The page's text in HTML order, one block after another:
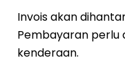
Invois akan
Pembayaran perlu
kenderaan.